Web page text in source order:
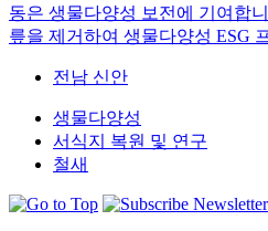
동은 생물다양성 보전에 기여합
릎을 제거하여 생물다양성 ESG
전남 신안
생물다양성
서식지 복원 및 연구
철새